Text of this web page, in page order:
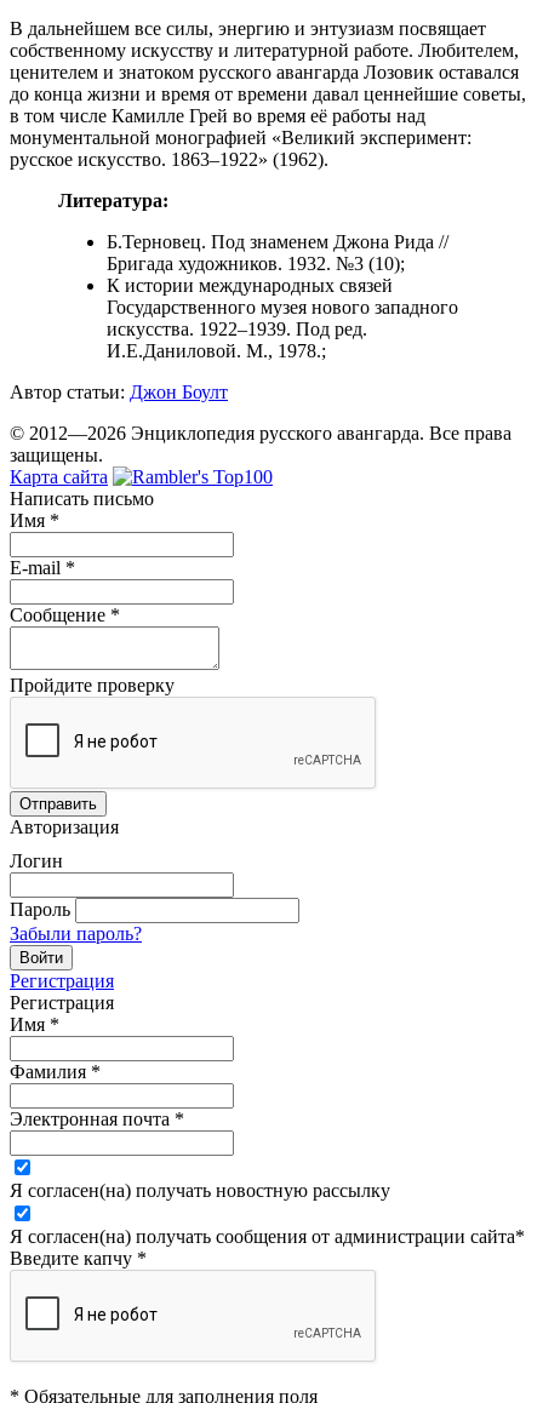
В дальнейшем все силы, энергию и энтузиазм посвящает
собственному искусству и литературной работе. Любителем,
ценителем и знатоком русского авангарда Лозовик оставался
до конца жизни и время от времени давал ценнейшие советы,
в том числе Камилле Грей во время её работы над
монументальной монографией «Великий эксперимент:
русское искусство. 1863–1922» (1962).
Литература:
Б.Терновец. Под знаменем Джона Рида //
Бригада художников. 1932. №3 (10);
К истории международных связей
Государственного музея нового западного
искусства. 1922–1939. Под ред.
И.Е.Даниловой. М., 1978.;
Автор статьи: Джон Боулт
© 2012—2026 Энциклопедия русского авангарда. Все права
защищены.
Карта сайта
Написать письмо
Имя *
E-mail *
Сообщение *
Пройдите проверку
Авторизация
Логин
Пароль
Забыли пароль?
Регистрация
Регистрация
Имя *
Фамилия *
Электронная почта *
Я согласен(на) получать новостную рассылку
Я согласен(на) получать сообщения от администрации сайта*
Введите капчу *
* Обязательные для заполнения поля